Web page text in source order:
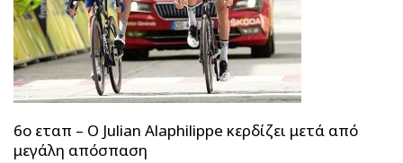
6ο εταπ – Ο Julian Alaphilippe κερδίζει μετά από
μεγάλη απόσπαση